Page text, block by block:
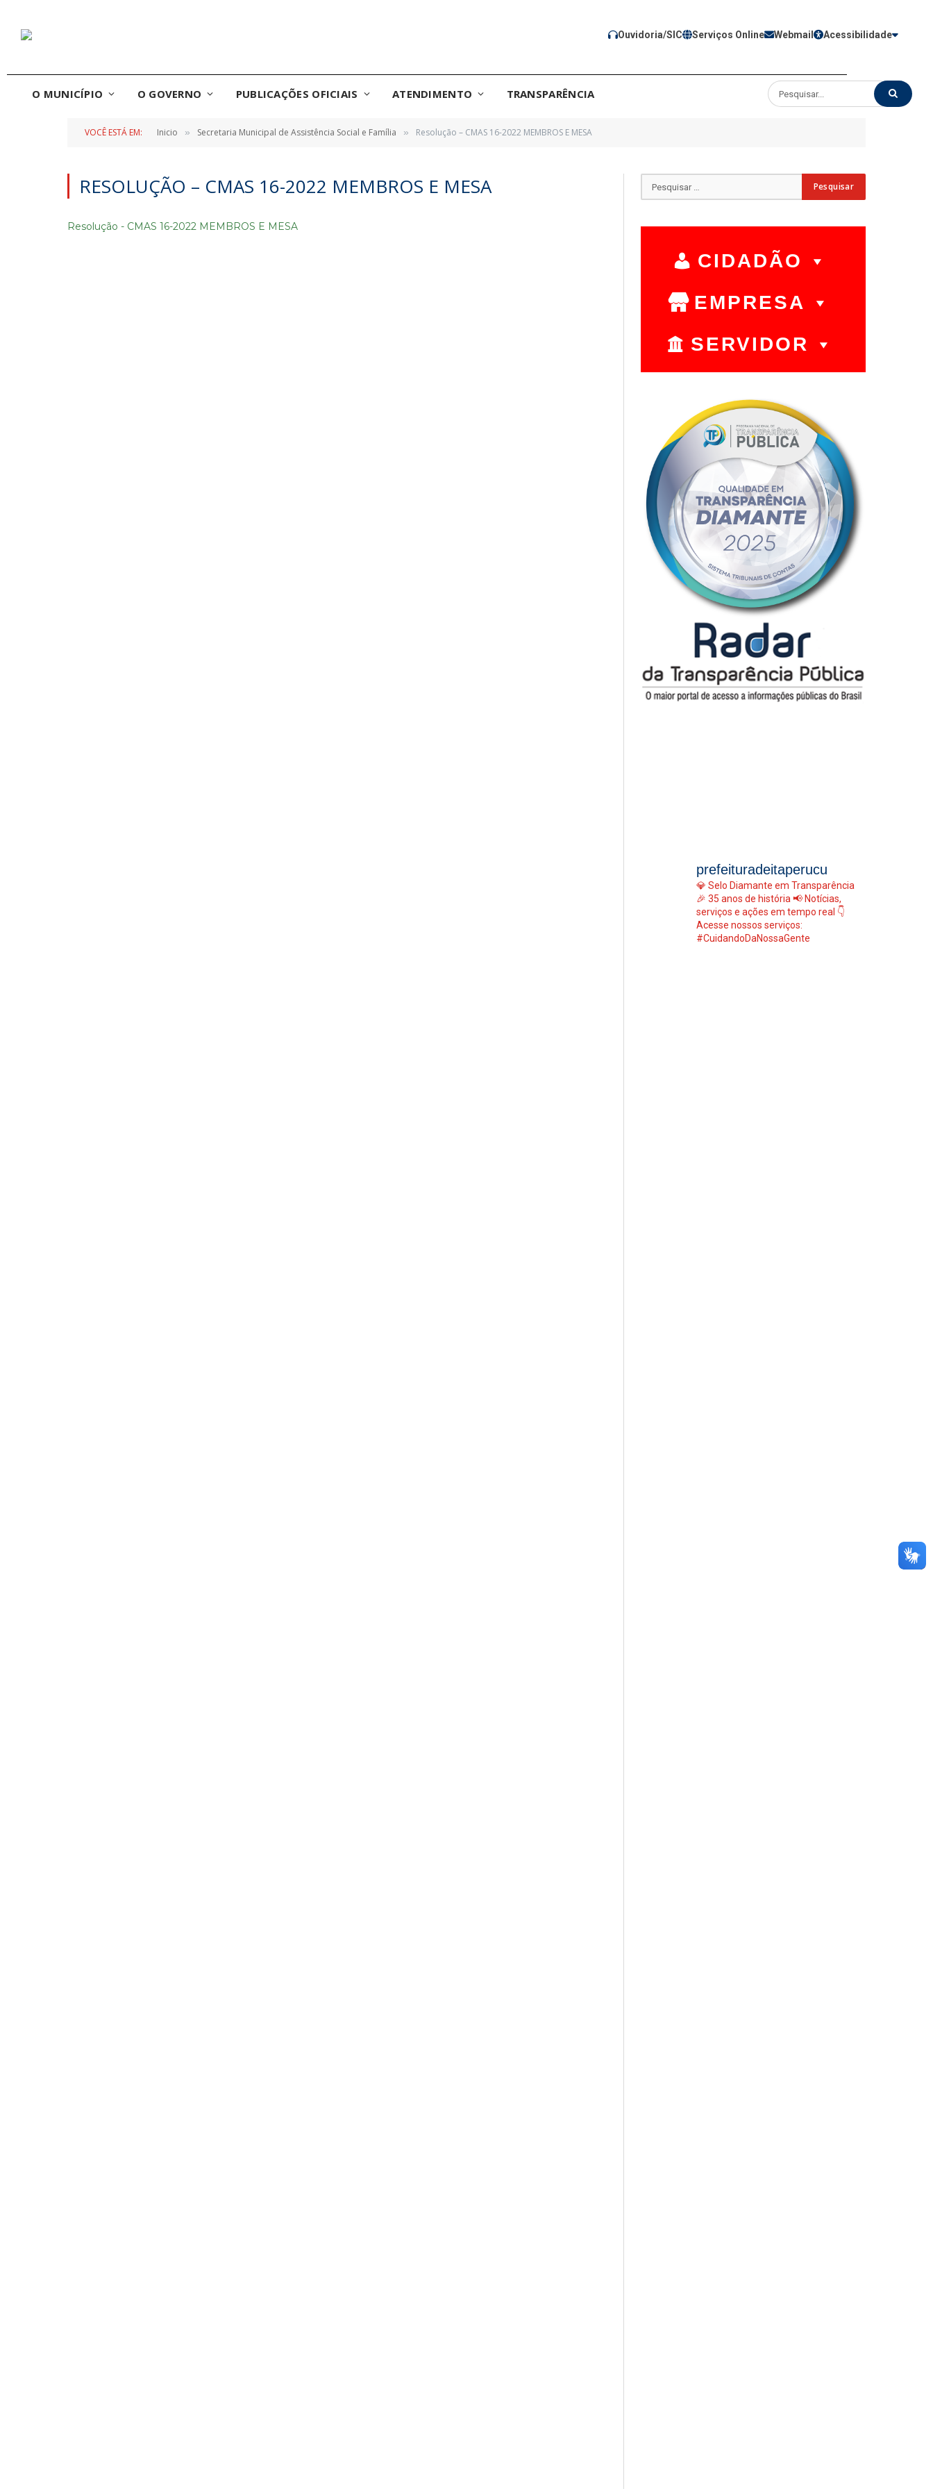
Ouvidoria/SIC Serviços Online Webmail Acessibilidade
O MUNICÍPIO O GOVERNO PUBLICAÇÕES OFICIAIS ATENDIMENTO TRANSPARÊNCIA
VOCÊ ESTÁ EM: Inicio » Secretaria Municipal de Assistência Social e Família » Resolução – CMAS 16-2022 MEMBROS E MESA
RESOLUÇÃO – CMAS 16-2022 MEMBROS E MESA
Resolução - CMAS 16-2022 MEMBROS E MESA
CIDADÃO
EMPRESA
SERVIDOR
prefeituradeitaperucu
💎 Selo Diamante em Transparência
🎉 35 anos de história 📢 Notícias,
serviços e ações em tempo real 👇
Acesse nossos serviços:
#CuidandoDaNossaGente